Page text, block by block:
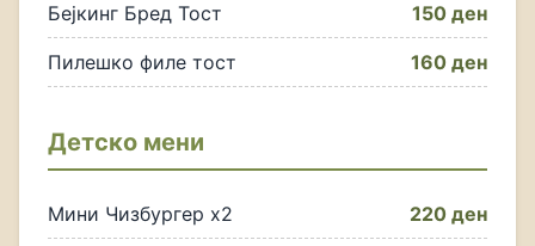
Бејкинг Бред Тост 150 ден
Пилешко филе тост 160 ден
Детско мени
Мини Чизбургер x2 220 ден